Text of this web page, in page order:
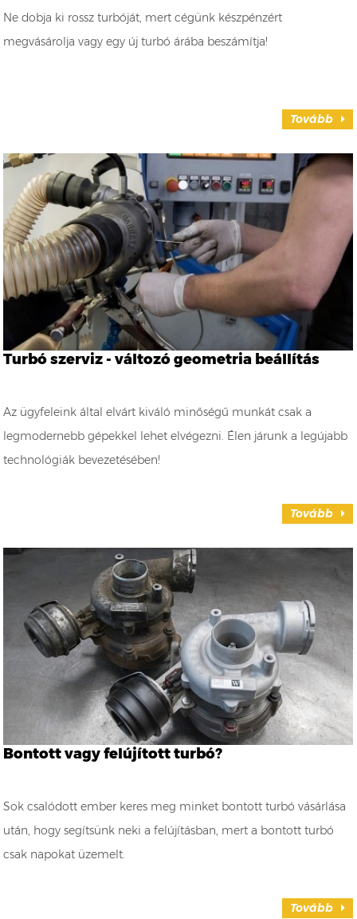
Ne dobja ki rossz turbóját, mert cégünk készpénzért
megvásárolja vagy egy új turbó árába beszámítja!
Tovább
Turbó szerviz - változó geometria beállítás
Az ügyfeleink által elvárt kiváló minőségű munkát csak a
legmodernebb gépekkel lehet elvégezni. Élen járunk a legújabb
technológiák bevezetésében!
Tovább
Bontott vagy felújított turbó?
Sok csalódott ember keres meg minket bontott turbó vásárlása
után, hogy segítsünk neki a felújításban, mert a bontott turbó
csak napokat üzemelt.
Tovább